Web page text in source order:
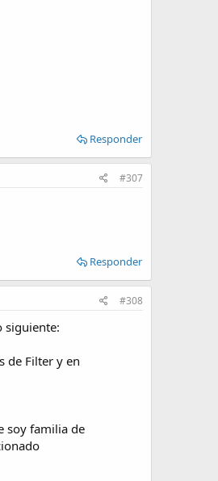
Responder
#307
Responder
#308
siguiente:
de Filter y en
soy familia de